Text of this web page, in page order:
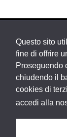
Questo sito
fine di offrire
Proseguendo
chiudendo il
cookies di
accedi alla
Copyright PDE